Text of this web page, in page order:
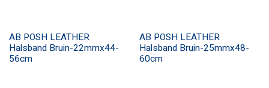
AB POSH LEATHER
Halsband Bruin-22mmx44-
56cm
AB POSH LEATHER
Halsband Bruin-25mmx48-
60cm